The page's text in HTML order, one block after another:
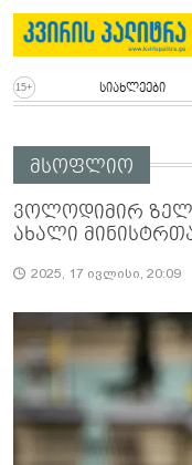
სიახლეები
მსოფლიო
ვოლოდიმირ
ახალი
2025, 17 ივლისი, 20:09